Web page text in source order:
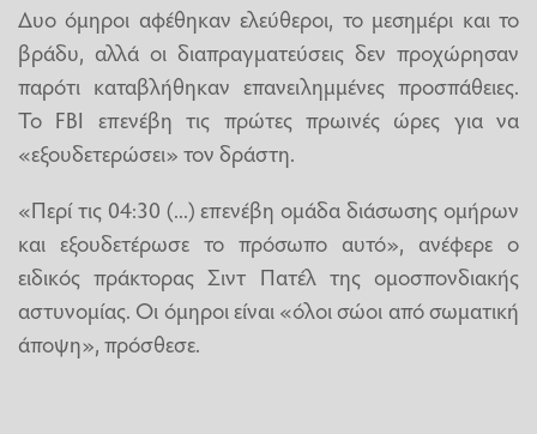
Δυο όμηροι αφέθηκαν ελεύθεροι, το μεσημέρι και το
βράδυ, αλλά οι διαπραγματεύσεις δεν προχώρησαν
παρότι καταβλήθηκαν επανειλημμένες προσπάθειες.
Το FBI επενέβη τις πρώτες πρωινές ώρες για να
«εξουδετερώσει» τον δράστη.
«Περί τις 04:30 (...) επενέβη ομάδα διάσωσης ομήρων
και εξουδετέρωσε το πρόσωπο αυτό», ανέφερε ο
ειδικός πράκτορας Σιντ Πατέλ της ομοσπονδιακής
αστυνομίας. Οι όμηροι είναι «όλοι σώοι από σωματική
άποψη», πρόσθεσε.